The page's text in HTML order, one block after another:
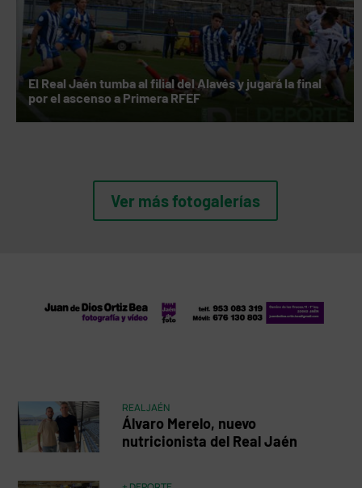
El Real Jaén tumba al filial del Alavés y jugará la final
por el ascenso a Primera RFEF
Ver más fotogalerías
REAL JAÉN
Álvaro Merelo, nuevo
nutricionista del Real Jaén